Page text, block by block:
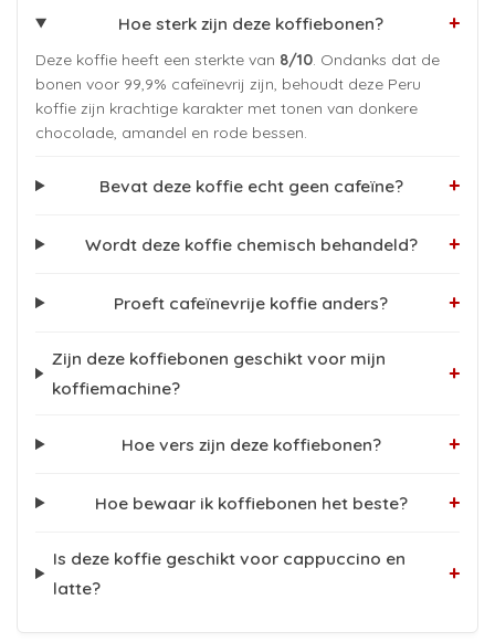
Hoe sterk zijn deze koffiebonen? +
Deze koffie heeft een sterkte van 8/10. Ondanks dat de
bonen voor 99,9% cafeïnevrij zijn, behoudt deze Peru
koffie zijn krachtige karakter met tonen van donkere
chocolade, amandel en rode bessen.
Bevat deze koffie echt geen cafeïne? +
Wordt deze koffie chemisch behandeld? +
Proeft cafeïnevrije koffie anders? +
Zijn deze koffiebonen geschikt voor mijn
koffiemachine?
+
Hoe vers zijn deze koffiebonen? +
Hoe bewaar ik koffiebonen het beste? +
Is deze koffie geschikt voor cappuccino en
latte?
+